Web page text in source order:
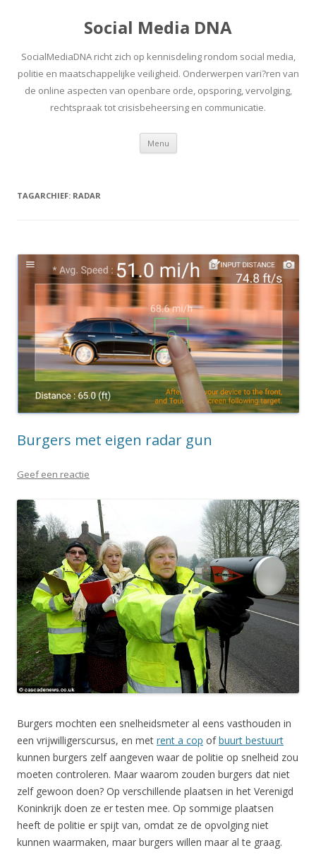
Social Media DNA
SocialMediaDNA richt zich op kennisdeling rondom social media,
politie en maatschappelijke veiligheid. Onderwerpen vari?ren van
de online aspecten van openbare orde, opsporing, vervolging,
rechtspraak tot crisisbeheersing en communicatie.
Menu Spring
inhoud
TAGARCHIEF: RADAR
Burgers met eigen radar gun
Geef een reactie
Burgers mochten een snelheidsmeter al eens vasthouden in
een vrijwilligerscursus, en met rent a cop ofbuurt bestuurt
kunnen burgers zelf aangeven waar de politie op snelheid zou
moeten controleren. Maar waarom zouden burgers dat niet
zelf gewoon doen? Op verschillende plaatsen in het Verenigd
Koninkrijk doen ze er testen mee. Op sommige plaatsen
heeft de politie er spijt van, omdat ze de opvolging niet
kunnen waarmaken, maar burgers willen maar al te graag.